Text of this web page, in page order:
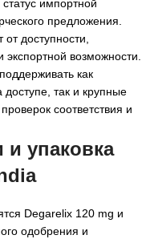
импортной
предложения.
доступности,
возможности.
как
так и крупные
соответствия и
упаковка
Degarelix 120 mg и
одобрения и